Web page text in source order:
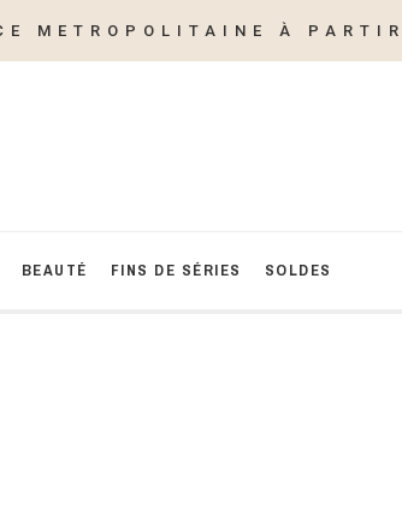
METROPOLITAINE À
BEAUTÉ FINS DE SÉRIES SOLDES